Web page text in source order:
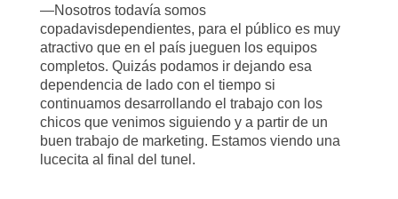
—Nosotros todavía somos
copadavisdependientes, para el público es muy
atractivo que en el país jueguen los equipos
completos. Quizás podamos ir dejando esa
dependencia de lado con el tiempo si
continuamos desarrollando el trabajo con los
chicos que venimos siguiendo y a partir de un
buen trabajo de marketing. Estamos viendo una
lucecita al final del tunel.